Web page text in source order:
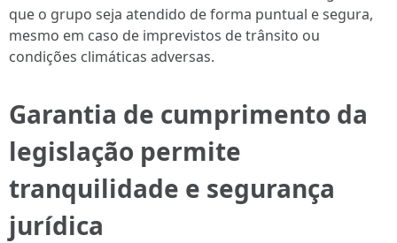
que o grupo seja atendido de forma puntual e segura,
mesmo em caso de imprevistos de trânsito ou
condições climáticas adversas.
Garantia de cumprimento da
legislação permite
tranquilidade e segurança
jurídica